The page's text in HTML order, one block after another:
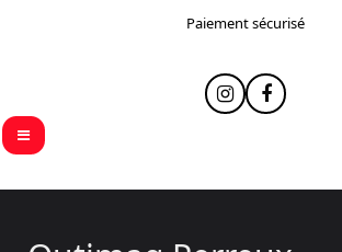
Paiement sécurisé
Instagram
Facebook